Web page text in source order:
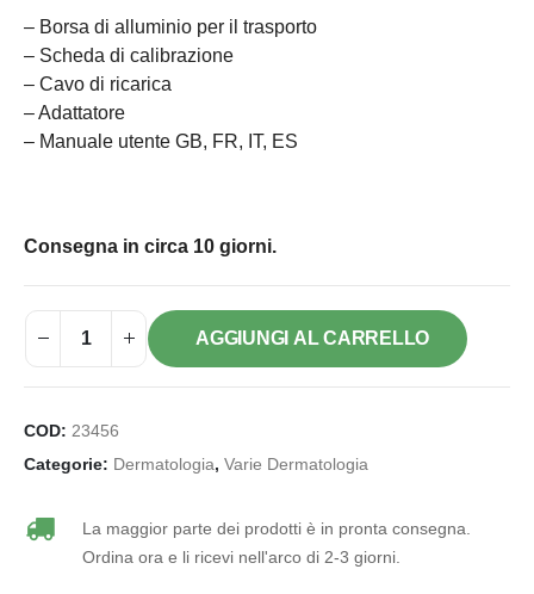
– Borsa di alluminio per il trasporto
– Scheda di calibrazione
– Cavo di ricarica
– Adattatore
– Manuale utente GB, FR, IT, ES
Consegna in circa 10 giorni.
AGGIUNGI AL CARRELLO
COD: 23456
Categorie: Dermatologia, Varie Dermatologia
La maggior parte dei prodotti è in pronta consegna.
Ordina ora e li ricevi nell'arco di 2-3 giorni.